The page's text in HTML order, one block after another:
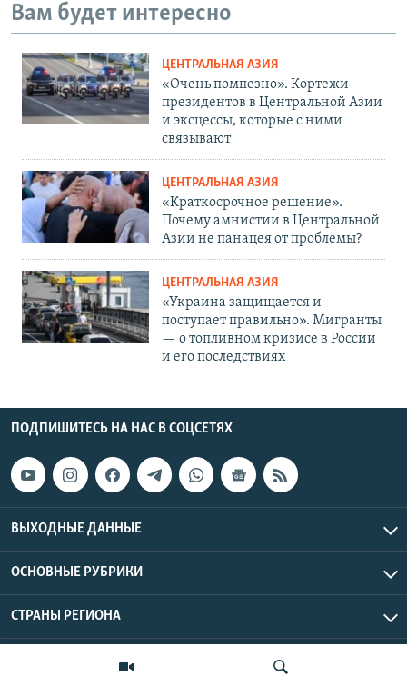
Вам будет интересно
ЦЕНТРАЛЬНАЯ АЗИЯ
«Очень помпезно». Кортежи
президентов в Центральной Азии
и эксцессы, которые с ними
связывают
ЦЕНТРАЛЬНАЯ АЗИЯ
«Краткосрочное решение».
Почему амнистии в Центральной
Азии не панацея от проблемы?
ЦЕНТРАЛЬНАЯ АЗИЯ
«Украина защищается и
поступает правильно». Мигранты
— о топливном кризисе в России
и его последствиях
ПОДПИШИТЕСЬ НА НАС В СОЦСЕТЯХ
ВЫХОДНЫЕ ДАННЫЕ
ОСНОВНЫЕ РУБРИКИ
СТРАНЫ РЕГИОНА
Азаттык Азия © 2026 RFE/RL, Inc. | Все права защищены.